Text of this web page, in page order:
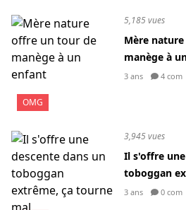
OMG
5,185 vues
Mère
manège à
3 ans 4 com
3,945 vues
Il s'offre
toboggan
3 ans 0 com